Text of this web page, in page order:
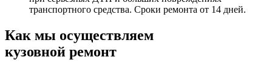
транспортного средства. Сроки ремонта от 14 дней.
Как мы осуществляем
кузовной ремонт